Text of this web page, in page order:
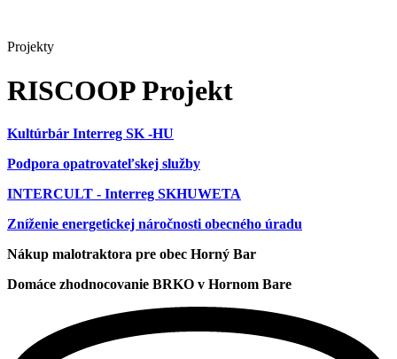
Projekty
RISCOOP Projekt
Kultúrbár Interreg SK -HU
Podpora opatrovateľskej služby
INTERCULT - Interreg SKHUWETA
Zníženie energetickej náročnosti obecného úradu
Nákup malotraktora pre obec Horný Bar
Domáce zhodnocovanie BRKO v Hornom Bare